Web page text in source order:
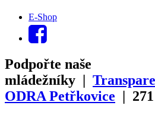
E-Shop
Podpořte naše
mládežníky |
ODRA Petřkovice | 271